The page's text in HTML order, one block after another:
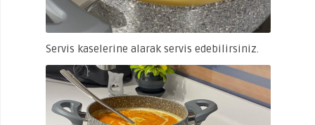
Servis kaselerine alarak servis edebilirsiniz.